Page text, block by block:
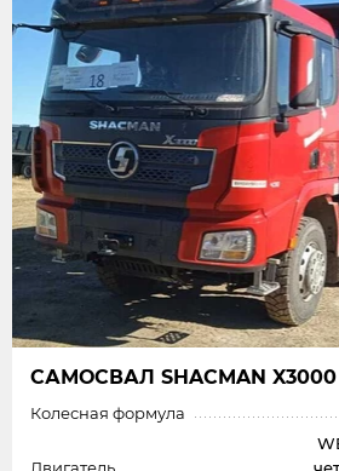
САМОСВАЛ SHAСMAN X3000
Колесная формула